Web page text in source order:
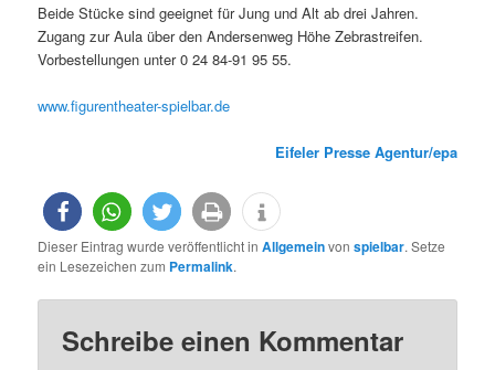
Beide Stücke sind geeignet für Jung und Alt ab drei Jahren.
Zugang zur Aula über den Andersenweg Höhe Zebrastreifen.
Vorbestellungen unter 0 24 84-91 95 55.
www.figurentheater-spielbar.de
Eifeler Presse Agentur/epa
Dieser Eintrag wurde veröffentlicht inAllgemeinvonspielbar. Setze
ein Lesezeichen zum Permalink.
Schreibe einen Kommentar